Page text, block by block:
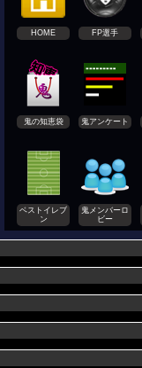
HOME FP選手
鬼の知恵袋 鬼アンケート
ベストイレブ
ン
鬼メンバーロ
ビー